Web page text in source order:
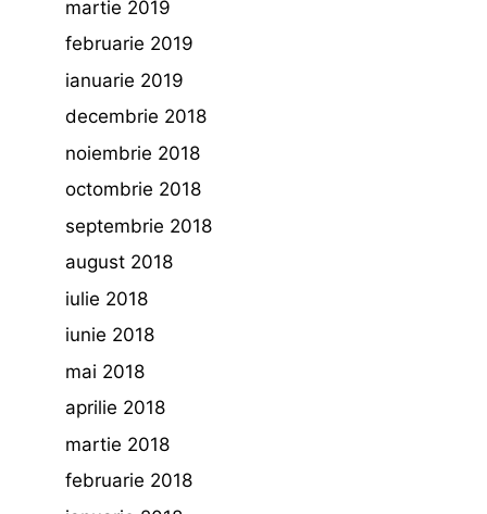
martie 2019
februarie 2019
ianuarie 2019
decembrie 2018
noiembrie 2018
octombrie 2018
septembrie 2018
august 2018
iulie 2018
iunie 2018
mai 2018
aprilie 2018
martie 2018
februarie 2018